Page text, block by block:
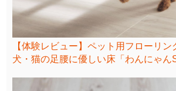
【体験レビュー】ペット用フローリン
犬・猫の足腰に優しい床「わんにゃん